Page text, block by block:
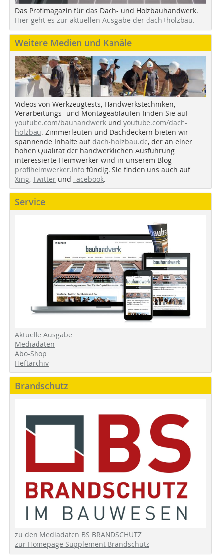
Das Profimagazin für das Dach- und Holzbauhandwerk.
Hier geht es zur aktuellen Ausgabe der dach+holzbau.
Weitere Medien und Kanäle
Videos von Werkzeugtests, Handwerkstechniken,
Verarbeitungs- und Montageabläufen finden Sie auf
youtube.com/bauhandwerk und youtube.com/dach-
holzbau. Zimmerleuten und Dachdeckern bieten wir
spannende Inhalte auf dach-holzbau.de, der an einer
hohen Qualität der handwerklichen Ausführung
interessierte Heimwerker wird in unserem Blog
profiheimwerker.info fündig. Sie finden uns auch auf
Xing, Twitter und Facebook.
Service
Aktuelle Ausgabe
Mediadaten
Abo-Shop
Heftarchiv
Brandschutz
zu den Mediadaten BS BRANDSCHUTZ
zur Homepage Supplement Brandschutz